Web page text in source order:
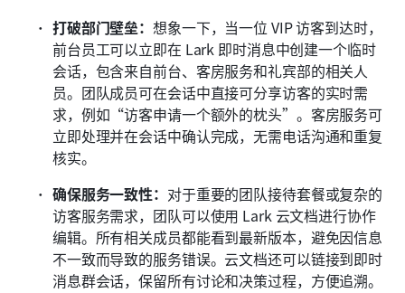
打破部门壁垒：想象一下，当一位 VIP 访客到达时，
前台员工可以立即在 Lark 即时消息中创建一个临时
会话，包含来自前台、客房服务和礼宾部的相关人
员。团队成员可在会话中直接可分享访客的实时需
求，例如“访客申请一个额外的枕头”。客房服务可
立即处理并在会话中确认完成，无需电话沟通和重复
核实。
确保服务一致性： 对于重要的团队接待套餐或复杂的
访客服务需求，团队可以使用 Lark 云文档进行协作
编辑。所有相关成员都能看到最新版本，避免因信息
不一致而导致的服务错误。云文档还可以链接到即时
消息群会话，保留所有讨论和决策过程，方便追溯。